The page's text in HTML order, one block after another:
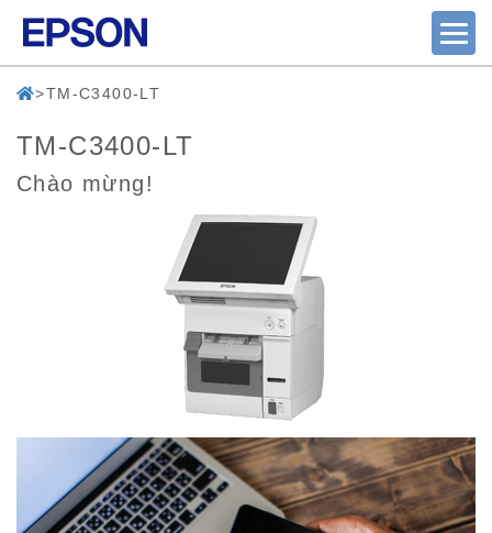
TM-C3400-LT
TM-C3400-LT
Chào mừng!